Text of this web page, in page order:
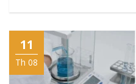
11
Th 08